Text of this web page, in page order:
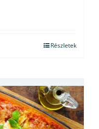
Részletek